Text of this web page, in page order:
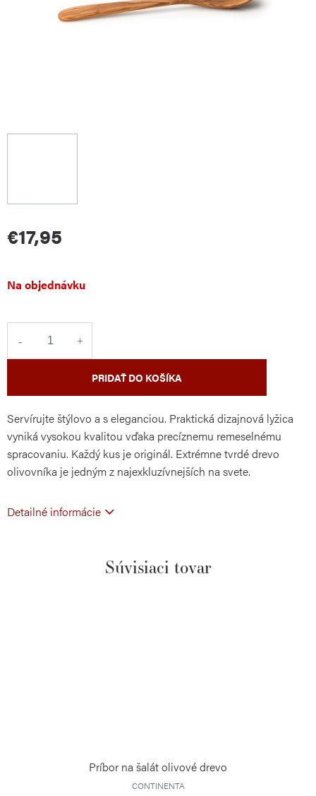
€17,95
Jednotková
cena:
Na objednávku
PRIDAŤ DO KOŠÍKA
Servírujte štýlovo a s eleganciou. Praktická dizajnová lyžica
vyniká vysokou kvalitou vďaka precíznemu remeselnému
spracovaniu. Každý kus je originál. Extrémne tvrdé drevo
olivovníka je jedným z najexkluzívnejších na svete.
Detailné informácie
Súvisiaci tovar
Príbor na šalát olivové drevo
CONTINENTA